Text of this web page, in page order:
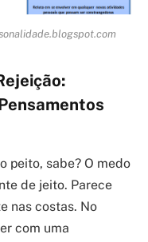
peito, sabe? O medo
de jeito. Parece
nas costas. No
com uma